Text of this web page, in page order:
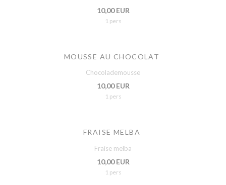
10,00 EUR
1 pers
MOUSSE AU CHOCOLAT
Chocolademousse
10,00 EUR
1 pers
FRAISE MELBA
Fraise melba
10,00 EUR
1 pers